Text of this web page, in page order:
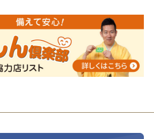
形供養 寄付のご報告
なるほど教室＠小さな家族葬ハウ
ディングノートを書いてみよう！
田屋創業110周年記念式典 レンブラ
田